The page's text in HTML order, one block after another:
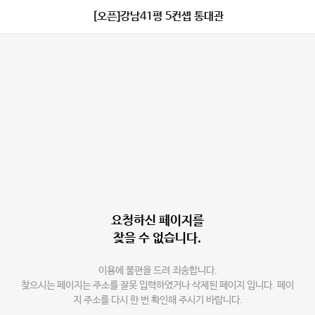
[오픈]강남41평 5컨셉 통대관
요청하신 페이지를
찾을 수 없습니다.
이용에 불편을 드려 죄송합니다.
찾으시는 페이지는 주소를 잘못 입력하였거나 삭제된 페이지 입니다. 페이
지 주소를 다시 한 번 확인해 주시기 바랍니다.